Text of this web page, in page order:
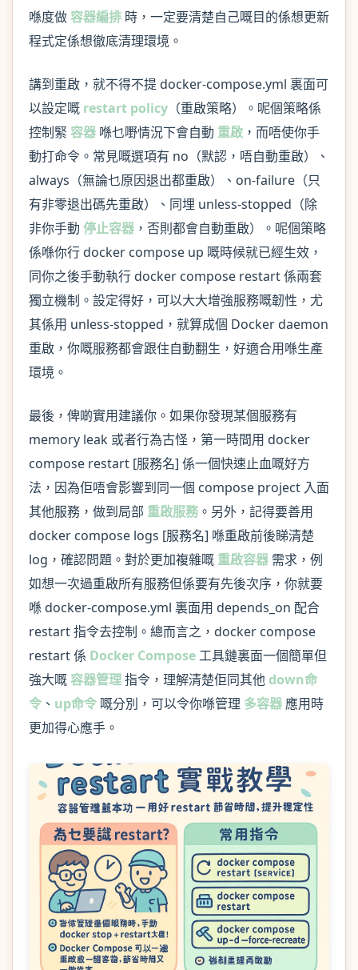
喺度做容器編排 時，一定要清楚自己嘅目的係想更新
程式定係想徹底清理環境。
講到重啟，就不得不提 docker-compose.yml 裏面可
以設定嘅 restart policy （重啟策略）。呢個策略係
控制緊 容器 喺乜嘢情況下會自動 重啟 ，而唔使你手
動打命令。常見嘅選項有 no（默認，唔自動重啟）、
always（無論乜原因退出都重啟）、on-failure（只
有非零退出碼先重啟）、同埋 unless-stopped（除
非你手動 停止容器 ，否則都會自動重啟）。呢個策略
係喺你行 docker compose up 嘅時候就已經生效，
同你之後手動執行 docker compose restart 係兩套
獨立機制。設定得好，可以大大增強服務嘅韌性，尤
其係用 unless-stopped，就算成個 Docker daemon
重啟，你嘅服務都會跟住自動翻生，好適合用喺生產
環境。
最後，俾啲實用建議你。如果你發現某個服務有
memory leak 或者行為古怪，第一時間用 docker
compose restart [服務名] 係一個快速止血嘅好方
法，因為佢唔會影響到同一個 compose project 入面
其他服務，做到局部 重啟服務 。另外，記得要善用
docker compose logs [服務名] 喺重啟前後睇清楚
log，確認問題。對於更加複雜嘅 重啟容器 需求，例
如想一次過重啟所有服務但係要有先後次序，你就要
喺 docker-compose.yml 裏面用 depends_on 配合
restart 指令去控制。總而言之，docker compose
restart 係 Docker Compose工具鏈裏面一個簡單但
強大嘅容器管理指令，理解清楚佢同其他down命
令 、 up命令 嘅分別，可以令你喺管理 多容器 應用時
更加得心應手。